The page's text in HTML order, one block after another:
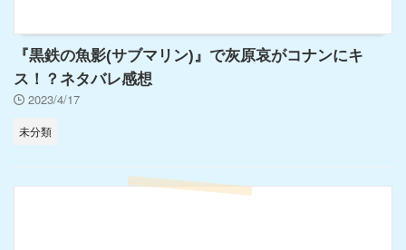
『黒鉄の魚影(サブマリン)』で灰原哀がコナンにキ
ス！？ネタバレ感想
2023/4/17
未分類